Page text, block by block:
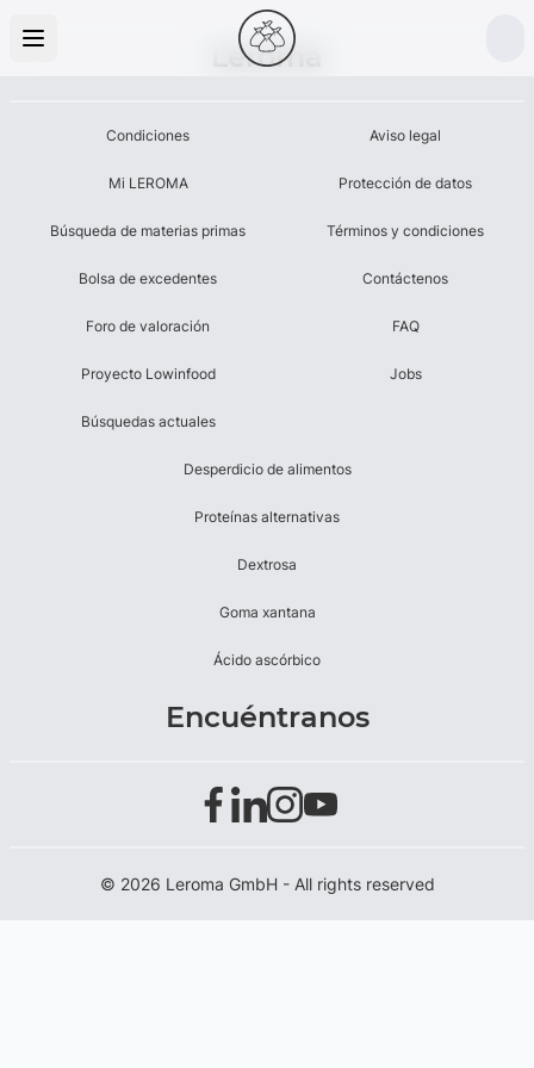
Leroma
Condiciones
Mi LEROMA
Búsqueda de materias primas
Bolsa de excedentes
Foro de valoración
Proyecto Lowinfood
Búsquedas actuales
Aviso legal
Protección de datos
Términos y condiciones
Contáctenos
FAQ
Jobs
Desperdicio de alimentos
Proteínas alternativas
Dextrosa
Goma xantana
Ácido ascórbico
Encuéntranos
© 2026 Leroma GmbH - All rights reserved